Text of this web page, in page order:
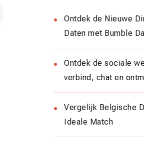
Ontdek de Nieuwe
Daten met Bumble
Ontdek de sociale
verbind, chat en
Vergelijk Belgische
Ideale Match